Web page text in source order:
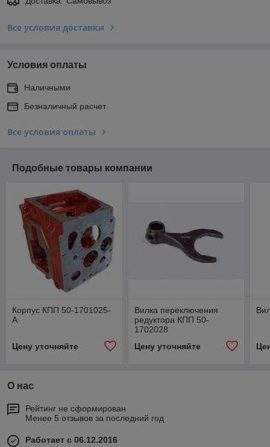
Все условия доставки
Условия оплаты
Наличными
Безналичный расчет
Все условия оплаты
Подобные товары компании
Корпус КПП 50-1701025-
А
Цену уточняйте
Вилка переключения
редуктора КПП 50-
1702028
Цену уточняйте
О нас
Рейтинг не сформирован
Менее 5 отзывов за последний год
Работает с 06.12.2016